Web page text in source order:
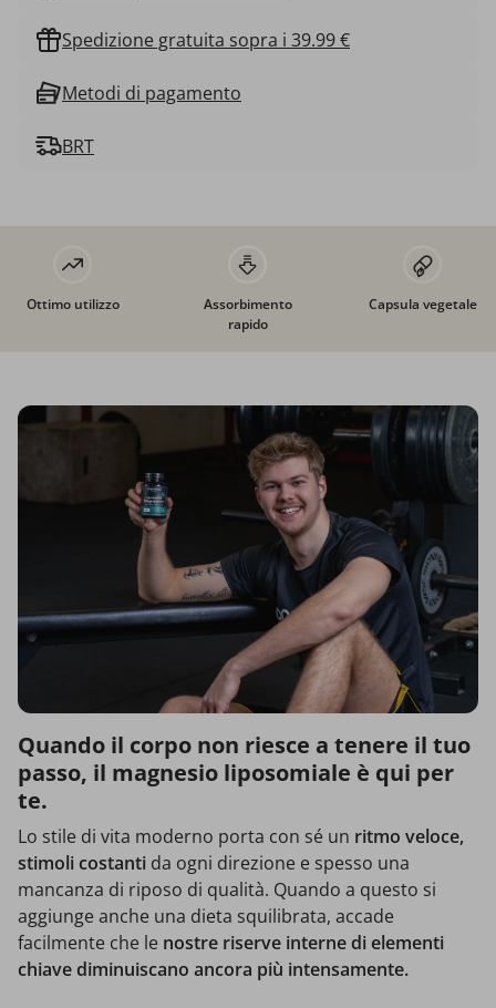
Spedizione gratuita sopra i 39.99 €
Metodi di pagamento
BRT
Ottimo utilizzo
Assorbimento
rapido
Capsula vegetale
Quando il corpo non riesce a tenere il tuo
passo, il magnesio liposomiale è qui per
te.
Lo stile di vita moderno porta con sé un ritmo veloce,
stimoli costanti da ogni direzione e spesso una
mancanza di riposo di qualità. Quando a questo si
aggiunge anche una dieta squilibrata, accade
facilmente che le nostre riserve interne di elementi
chiave diminuiscano ancora più intensamente.